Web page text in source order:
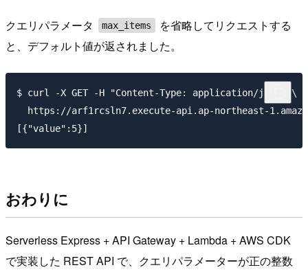
クエリパラメータ max_items
を省略してリクエストする
と、デフォルト値が返されました。
$ curl -X GET -H "Content-Type: application/json" \
https://arf1rcsln7.execute-api.ap-northeast-
おわりに
Serverless Express + API Gateway + Lambda + AWS CDK
で実装した REST API で、クエリパラメーターが正の整数